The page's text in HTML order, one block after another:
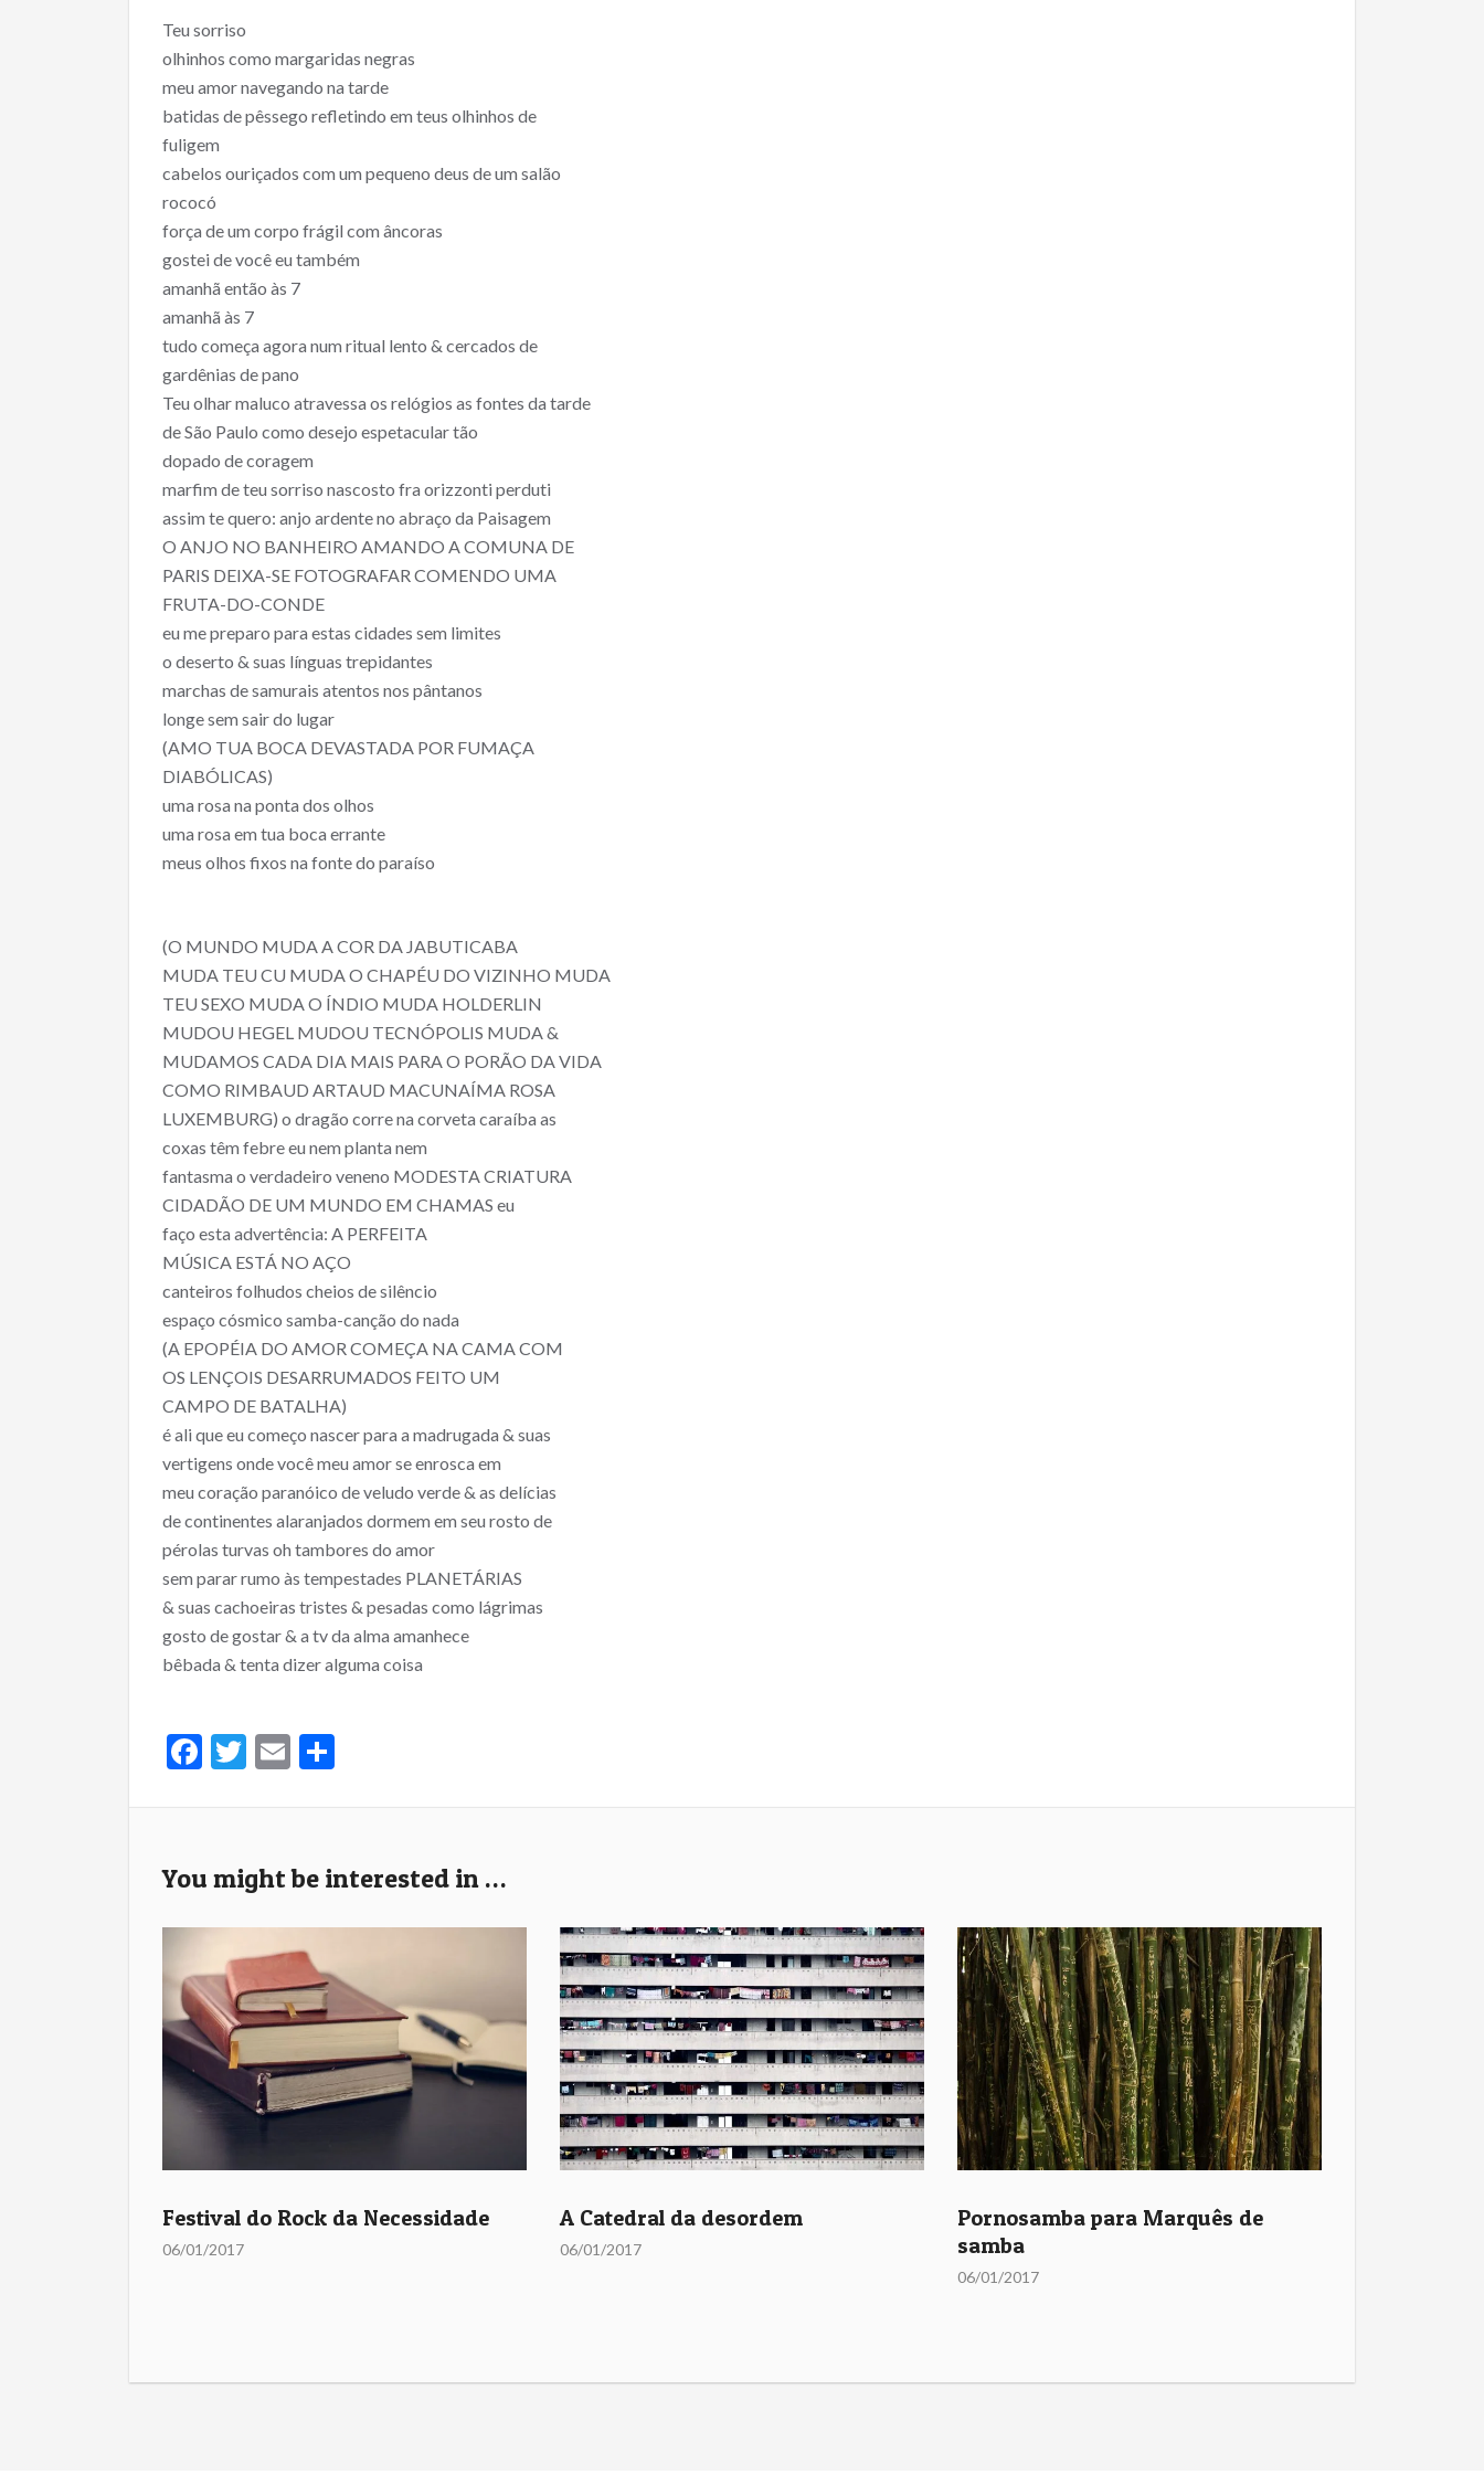
e
b
o
o
k
itt
er
ai
l
ar
e
Teu sorriso
olhinhos como margaridas negras
meu amor navegando na tarde
batidas de pêssego refletindo em teus olhinhos de
fuligem
cabelos ouriçados com um pequeno deus de um salão
rococó
força de um corpo frágil com âncoras
gostei de você eu também
amanhã então às 7
amanhã às 7
tudo começa agora num ritual lento & cercados de
gardênias de pano
Teu olhar maluco atravessa os relógios as fontes da tarde
de São Paulo como desejo espetacular tão
dopado de coragem
marfim de teu sorriso nascosto fra orizzonti perduti
assim te quero: anjo ardente no abraço da Paisagem
O ANJO NO BANHEIRO AMANDO A COMUNA DE
PARIS DEIXA-SE FOTOGRAFAR COMENDO UMA
FRUTA-DO-CONDE
eu me preparo para estas cidades sem limites
o deserto & suas línguas trepidantes
marchas de samurais atentos nos pântanos
longe sem sair do lugar
(AMO TUA BOCA DEVASTADA POR FUMAÇA
DIABÓLICAS)
uma rosa na ponta dos olhos
uma rosa em tua boca errante
meus olhos fixos na fonte do paraíso
(O MUNDO MUDA A COR DA JABUTICABA
MUDA TEU CU MUDA O CHAPÉU DO VIZINHO MUDA
TEU SEXO MUDA O ÍNDIO MUDA HOLDERLIN
MUDOU HEGEL MUDOU TECNÓPOLIS MUDA &
MUDAMOS CADA DIA MAIS PARA O PORÃO DA VIDA
COMO RIMBAUD ARTAUD MACUNAÍMA ROSA
LUXEMBURG) o dragão corre na corveta caraíba as
coxas têm febre eu nem planta nem
fantasma o verdadeiro veneno MODESTA CRIATURA
CIDADÃO DE UM MUNDO EM CHAMAS eu
faço esta advertência: A PERFEITA
MÚSICA ESTÁ NO AÇO
canteiros folhudos cheios de silêncio
espaço cósmico samba-canção do nada
(A EPOPÉIA DO AMOR COMEÇA NA CAMA COM
OS LENÇOIS DESARRUMADOS FEITO UM
CAMPO DE BATALHA)
é ali que eu começo nascer para a madrugada & suas
vertigens onde você meu amor se enrosca em
meu coração paranóico de veludo verde & as delícias
de continentes alaranjados dormem em seu rosto de
pérolas turvas oh tambores do amor
sem parar rumo às tempestades PLANETÁRIAS
& suas cachoeiras tristes & pesadas como lágrimas
gosto de gostar & a tv da alma amanhece
bêbada & tenta dizer alguma coisa
F
o
o
k
T
er
E
l
You might be interested in …
Festival do Rock da Necessidade
06/01/2017
A Catedral da desordem
06/01/2017
Pornosamba para Marquês de
samba
06/01/2017